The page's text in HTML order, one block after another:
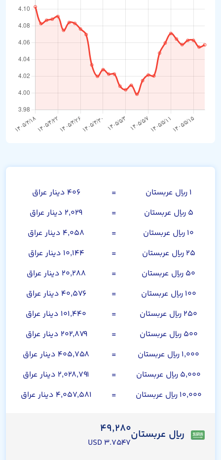
۱ ریال عربستان =
۴۰۶ دینار عراق
۵ ریال عربستان
=
۲,۰۲۹ دینار عراق
۱۰ ریال عربستان
=
۴,۰۵۸ دینار عراق
۲۵ ریال عربستان
=
۱۰,۱۴۴ دینار عراق
۵۰ ریال عربستان
=
۲۰,۲۸۸ دینار عراق
۱۰۰ ریال عربستان
=
۴۰,۵۷۶ دینار عراق
۲۵۰ ریال عربستان
=
۱۰۱,۴۴۰ دینار عراق
۵۰۰ ریال عربستان
=
۲۰۲,۸۷۹ دینار عراق
۱,۰۰۰ ریال عربستان
=
۴۰۵,۷۵۸ دینار عراق
۵,۰۰۰ ریال عربستان
=
۲,۰۲۸,۷۹۱ دینار عراق
۱۰,۰۰۰ ریال عربستان
= ۴,۰۵۷,۵۸۱ دینار عراق
ریال عربستان۴۹,۲۸۰
۳.۷۵۴۷ USD